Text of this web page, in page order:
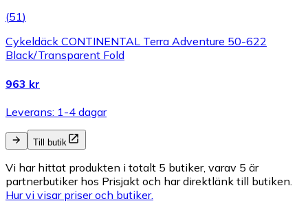
(51)
Cykeldäck CONTINENTAL Terra Adventure 50-622
Black/Transparent Fold
963 kr
Leverans: 1-4 dagar
Till butik
Vi har hittat produkten i totalt 5 butiker, varav 5 är
partnerbutiker hos Prisjakt och har direktlänk till butiken.
Hur vi visar priser och butiker.